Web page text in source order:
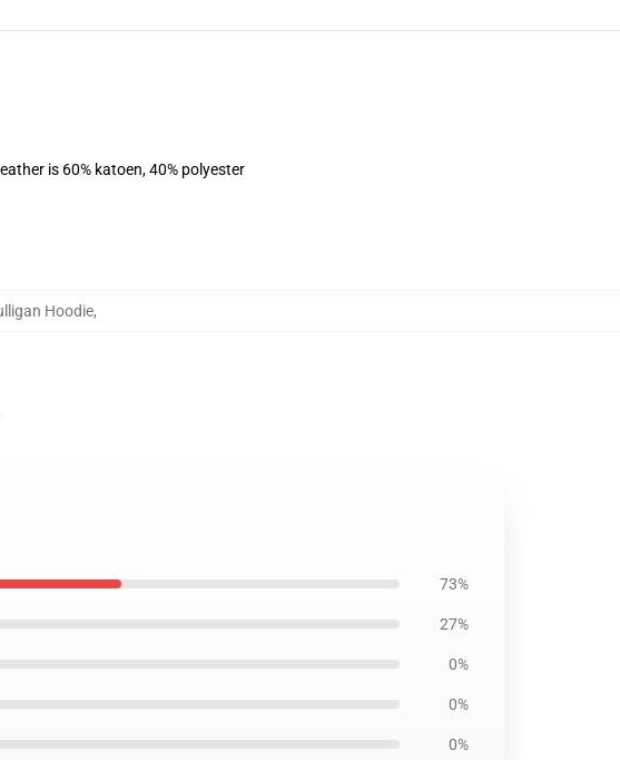
is 60% katoen, 40% polyester
Hoodie,
73%
27%
0%
0%
0%